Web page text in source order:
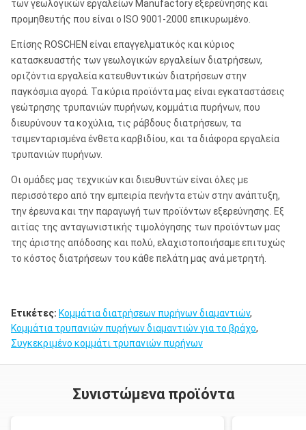
των γεωλογικών εργαλείων Manufactory εξερεύνησης και
προμηθευτής που είναι ο ISO 9001-2000 επικυρωμένο.
Επίσης ROSCHEN είναι επαγγελματικός και κύριος
κατασκευαστής των γεωλογικών εργαλείων διατρήσεων,
οριζόντια εργαλεία κατευθυντικών διατρήσεων στην
παγκόσμια αγορά. Τα κύρια προϊόντα μας είναι εγκαταστάσεις
γεώτρησης τρυπανιών πυρήνων, κομμάτια πυρήνων, που
διευρύνουν τα κοχύλια, τις ράβδους διατρήσεων, τα
τσιμενταρισμένα ένθετα καρβιδίου, και τα διάφορα εργαλεία
τρυπανιών πυρήνων.
Οι ομάδες μας τεχνικών και διευθυντών είναι όλες με
περισσότερο από την εμπειρία πενήντα ετών στην ανάπτυξη,
την έρευνα και την παραγωγή των προϊόντων εξερεύνησης. Εξ
αιτίας της ανταγωνιστικής τιμολόγησης των προϊόντων μας
της άριστης απόδοσης και πολύ, ελαχιστοποιήσαμε επιτυχώς
το κόστος διατρήσεων του κάθε πελάτη μας ανά μετρητή.
Ετικέτες: Κομμάτια διατρήσεων πυρήνων διαμαντιών,
Κομμάτια τρυπανιών πυρήνων διαμαντιών για το βράχο,
Συγκεκριμένο κομμάτι τρυπανιών πυρήνων
Συνιστώμενα προϊόντα